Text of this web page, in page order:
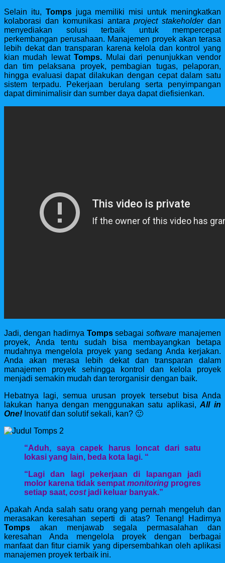
Selain itu, Tompsjuga memiliki misi untuk meningkatkan
kolaborasi dan komunikasi antaraproject stakeholderdan
menyediakan solusi terbaik untuk mempercepat
perkembangan perusahaan. Manajemen proyek akan terasa
lebih dekat dan transparan karena kelola dan kontrol yang
kian mudah lewatTomps. Mulai dari penunjukkan vendor
dan tim pelaksana proyek, pembagian tugas, pelaporan,
hingga evaluasi dapat dilakukan dengan cepat dalam satu
sistem terpadu. Pekerjaan berulang serta penyimpangan
dapat diminimalisir dan sumber daya dapat diefisienkan.
Jadi, dengan hadirnya Tompssebagaisoftware manajemen
proyek, Anda tentu sudah bisa membayangkan betapa
mudahnya mengelola proyek yang sedang Anda kerjakan.
Anda akan merasa lebih dekat dan transparan dalam
manajemen proyek sehingga kontrol dan kelola proyek
menjadi semakin mudah dan terorganisir dengan baik.
Hebatnya lagi, semua urusan proyek tersebut bisa Anda
lakukan hanya dengan menggunakan satu aplikasi,All in
One! Inovatif dan solutif sekali, kan? 🙂
“Aduh, saya capek harus loncat dari satu
lokasi yang lain, beda kota lagi. “
“Lagi dan lagi pekerjaan di lapangan jadi
molor karena tidak sempat monitoring progres
setiap saat, costjadi keluar banyak.”
Apakah Anda salah satu orang yang pernah mengeluh dan
merasakan keresahan seperti di atas? Tenang! Hadirnya
Tomps akan menjawab segala permasalahan dan
keresahan Anda mengelola proyek dengan berbagai
manfaat dan fitur ciamik yang dipersembahkan oleh aplikasi
manajemen proyek terbaik ini.